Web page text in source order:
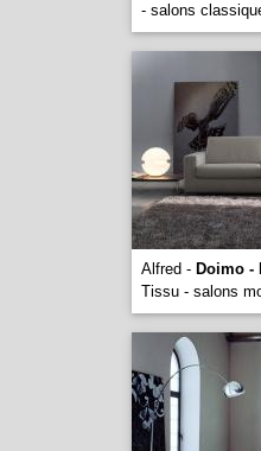
- salons
Alfred - Doimo -
Tissu - salons